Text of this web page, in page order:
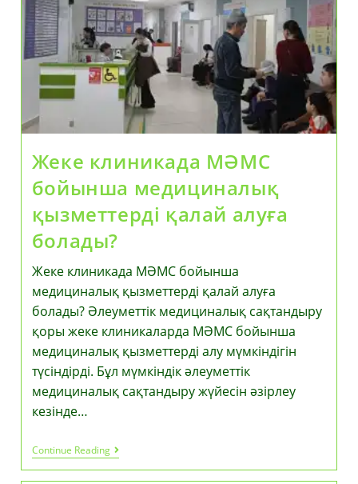
Жеке клиникада МӘМС
бойынша медициналық
қызметтерді қалай алуға
болады?
Жеке клиникада МӘМС бойынша
медициналық қызметтерді қалай алуға
болады? Әлеуметтік медициналық сақтандыру
қоры жеке клиникаларда МӘМС бойынша
медициналық қызметтерді алу мүмкіндігін
түсіндірді. Бұл мүмкіндік әлеуметтік
медициналық сақтандыру жүйесін әзірлеу
кезінде…
Continue ReadingЖеке
Клиникада
МӘМС